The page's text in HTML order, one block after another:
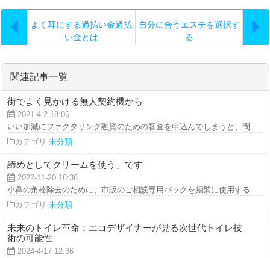
よく耳にする過払い金過払
い金とは
自分に合うエステを選択す
る
関連記事一覧
街でよく見かける無人契約機から
2021-4-2 18:06
いい加減にファクタリング融資のための審査を申込んでしまうと、問題な
カテゴリ 未分類
締めとしてクリームを使う」です
2022-11-20 16:36
小鼻の角栓除去のために、市販のご相談専用パックを頻繁に使用すると、
カテゴリ 未分類
未来のトイレ革命：エコデザイナーが見る次世代トイレ技
術の可能性
2024-4-17 12:36